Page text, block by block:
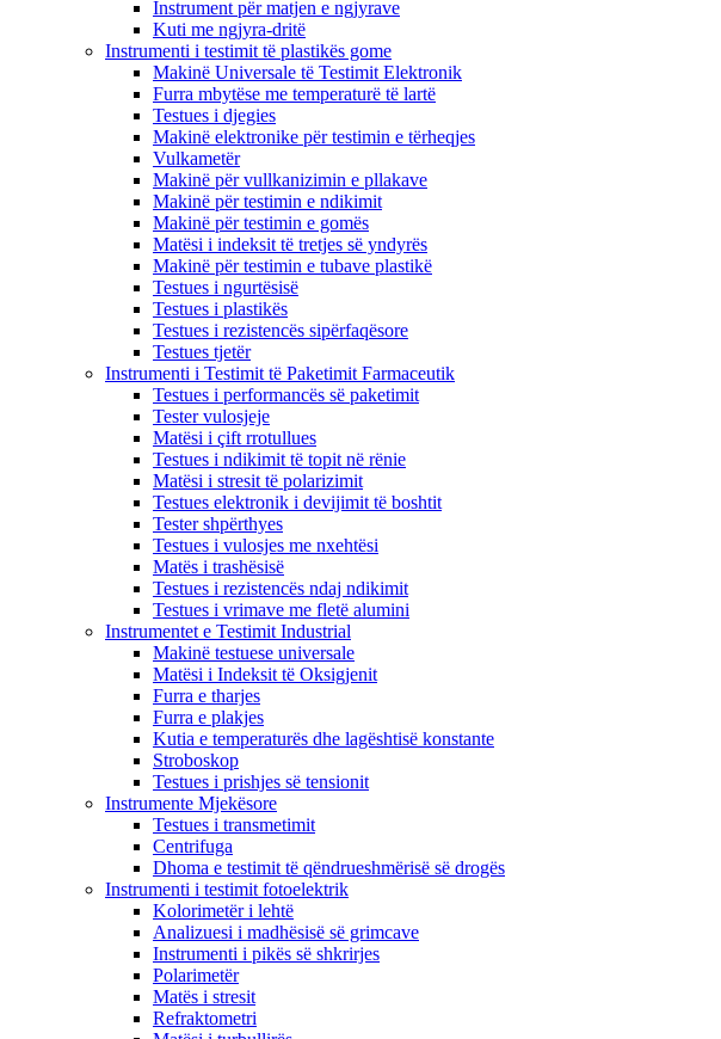
Instrument për matjen e ngjyrave
Kuti me ngjyra-dritë
Instrumenti i testimit të plastikës gome
Makinë Universale të Testimit Elektronik
Furra mbytëse me temperaturë të lartë
Testues i djegies
Makinë elektronike për testimin e tërheqjes
Vulkametër
Makinë për vullkanizimin e pllakave
Makinë për testimin e ndikimit
Makinë për testimin e gomës
Matësi i indeksit të tretjes së yndyrës
Makinë për testimin e tubave plastikë
Testues i ngurtësisë
Testues i plastikës
Testues i rezistencës sipërfaqësore
Testues tjetër
Instrumenti i Testimit të Paketimit Farmaceutik
Testues i performancës së paketimit
Tester vulosjeje
Matësi i çift rrotullues
Testues i ndikimit të topit në rënie
Matësi i stresit të polarizimit
Testues elektronik i devijimit të boshtit
Tester shpërthyes
Testues i vulosjes me nxehtësi
Matës i trashësisë
Testues i rezistencës ndaj ndikimit
Testues i vrimave me fletë alumini
Instrumentet e Testimit Industrial
Makinë testuese universale
Matësi i Indeksit të Oksigjenit
Furra e tharjes
Furra e plakjes
Kutia e temperaturës dhe lagështisë konstante
Stroboskop
Testues i prishjes së tensionit
Instrumente Mjekësore
Testues i transmetimit
Centrifuga
Dhoma e testimit të qëndrueshmërisë së drogës
Instrumenti i testimit fotoelektrik
Kolorimetër i lehtë
Analizuesi i madhësisë së grimcave
Instrumenti i pikës së shkrirjes
Polarimetër
Matës i stresit
Refraktometri